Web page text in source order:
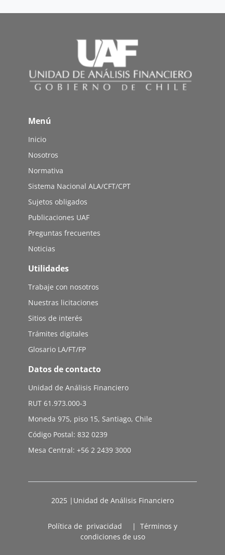
Menú
Inicio
Nosotros
Normativa
Sistema Nacional ALA/CFT/CPT
Sujetos obligados
Publicaciones UAF
Preguntas frecuentes
Noticias
Utilidades
Trabaje con nosotros
Nuestras licitaciones
Sitios de interés
Trámites digitales
Glosario LA/FT/FP
Datos de contacto
Unidad de Análisis Financiero
RUT 61.973.000-3
Moneda 975, piso 15, Santiago, Chile
Código Postal: 832 0239
Mesa Central: +56 2 2439 3000
2025 |Unidad de Análisis Financiero
Política de privacidad | Términos y
condiciones de uso